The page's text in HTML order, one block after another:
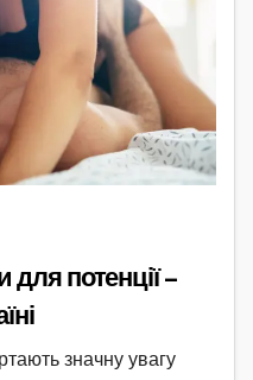
потенції –
значну увагу